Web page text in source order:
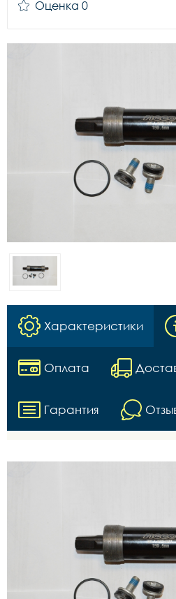
Оценка 0
Характеристики
Оплата
Гарантия